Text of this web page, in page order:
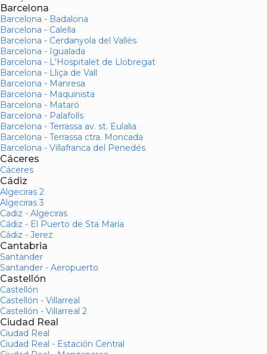
Barcelona
Barcelona - Badalona
Barcelona - Calella
Barcelona - Cerdanyola del Vallés
Barcelona - Igualada
Barcelona - L'Hospitalet de Llobregat
Barcelona - Lliça de Vall
Barcelona - Manresa
Barcelona - Maquinista
Barcelona - Mataró
Barcelona - Palafolls
Barcelona - Terrassa av. st. Eulalia
Barcelona - Terrassa ctra. Moncada
Barcelona - Villafranca del Penedés
Cáceres
Cáceres
Cádiz
Algeciras 2
Algeciras 3
Cadiz - Algeciras
Cádiz - El Puerto de Sta María
Cádiz - Jerez
Cantabria
Santander
Santander - Aeropuerto
Castellón
Castellón
Castellón - Villarreal
Castellón - Villarreal 2
Ciudad Real
Ciudad Real
Ciudad Real - Estación Central